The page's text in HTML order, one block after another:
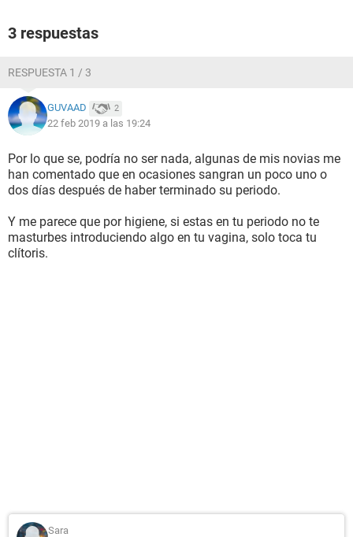
3 respuestas
RESPUESTA 1 / 3
GUVAAD 2
22 feb 2019 a las 19:24
Por lo que se, podría no ser nada, algunas de mis novias me
han comentado que en ocasiones sangran un poco uno o
dos días después de haber terminado su periodo.
Y me parece que por higiene, si estas en tu periodo no te
masturbes introduciendo algo en tu vagina, solo toca tu
clítoris.
Sara